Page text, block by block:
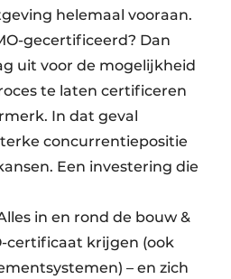
helemaal vooraan.
gecertificeerd? Dan
uit voor de mogelijkheid
te laten certificeren
In dat geval
concurrentiepositie
Een investering die
in en rond de bouw &
certificaat krijgen (ook
– en zich